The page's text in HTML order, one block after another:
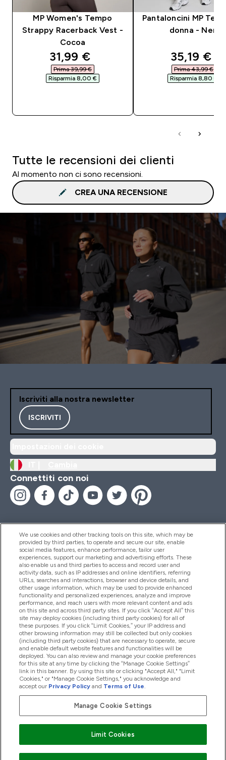
MP Women's Tempo
Strappy Racerback Vest -
Cocoa
discounted price
31,99 €‎
Prima 39,99 €‎
Risparmia 8,00 €‎
Pantaloncini MP
donna - Neri
35,19 €‎
Prima 43,99 €‎
Risparmia 8,80 €‎
Tutte le recensioni dei clienti
Al momento non ci sono recensioni.
CREA UNA RECENSIONE
Iscriviti alla nostra newsletter
ISCRIVITI
Connettiti con noi
Aiuto & Informazioni
Prodotti
Chi Siamo
Fedeltà & Premi
2026 The Hut.com Ltd
We use cookies and other tracking tools on this site, which may be
provided by third parties, to operate and secure our site, enable
social media features, enhance performance, tailor user
experiences, support our marketing and advertising efforts. These
also enable us and third parties to access and record user and
activity data, such as IP addresses and online identifiers, referring
URLs, searches and interactions, browser and device details, and
other usage information, which may be used to provide enhanced
functionality and personalized experiences, analyze and improve
performance, and reach users with more relevant content and ads
on this site and across third party sites. If you click “Accept All” this
site may deploy cookies (including third party cookies) for all of
these purposes. If you click “Limit Cookies,” your IP address and
other browsing information may still be collected but only cookies
(including third party cookies) that are necessary to operate, secure
and enable default website features and functionalities will be
deployed. You can also review and manage your cookie preferences
for this site at any time by clicking the “Manage Cookie Settings”
link in this banner. By using this site or clicking "Accept All," "Limit
Cookies," or "Manage Cookie Settings," you acknowledge and
accept our Privacy Policy and Terms of Use.
Manage Cookie Settings
Limit Cookies